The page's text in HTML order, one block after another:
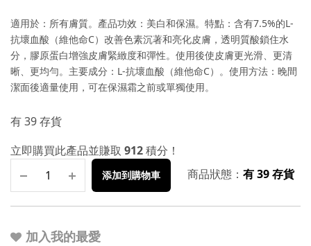
適用於：所有膚質。產品功效：美白和保濕。特點：含有7.5%的L-
抗壞血酸（維他命C）改善色素沉著和亮化皮膚，透明質酸鎖住水
分，膠原蛋白增強皮膚緊緻度和彈性。使用後使皮膚更光滑、更清
晰、更均勻。主要成分：L-抗壞血酸（維他命C）。使用方法：晚間
潔面後適量使用，可在保濕霜之前或單獨使用。
有 39 存貨
立即購買此產品並賺取 912積分！
添加到購物車 商品狀態： 有 39 存貨
加入我的最愛